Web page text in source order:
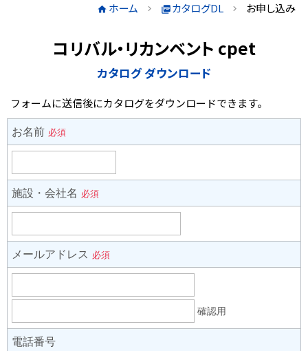
ホーム カタログDL お申し込み
コリバル・リカンベント cpet
カタログ ダウンロード
フォームに送信後にカタログをダウンロードできます。